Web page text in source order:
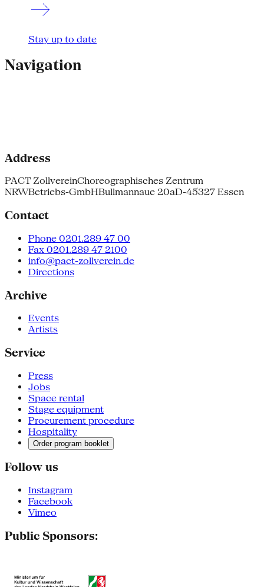
Stay up to date
Navigation
Address
PACT ZollvereinChoreographisches Zentrum
NRWBetriebs-GmbHBullmannaue 20aD-45327 Essen
Contact
Phone 0201.289 47 00
Fax 0201.289 47 2100
info@pact-zollverein.de
Directions
Archive
Events
Artists
Service
Press
Jobs
Space rental
Stage equipment
Procurement procedure
Hospitality
Order program booklet
Follow us
Instagram
Facebook
Vimeo
Public Sponsors: